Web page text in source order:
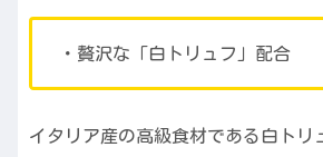
・贅沢な「白トリュフ」配合
イタリア産の高級食材である白トリ